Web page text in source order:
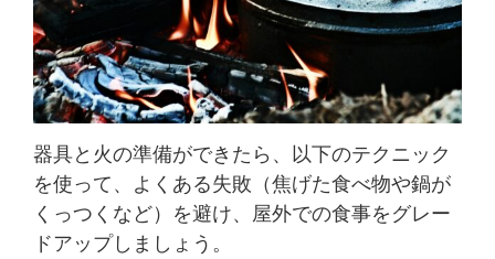
器具と火の準備ができたら、以下のテクニック
を使って、よくある失敗（焦げた食べ物や鍋が
くっつくなど）を避け、屋外での食事をグレー
ドアップしましょう。